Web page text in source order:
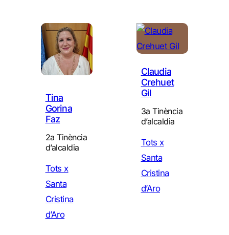
Tina
Gorina
Faz
2a Tinència
d’alcaldia
Tots x
Santa
Cristina
d’Aro
Claudia
Crehuet
Gil
3a Tinència
d’alcaldia
Tots x
Santa
Cristina
d’Aro